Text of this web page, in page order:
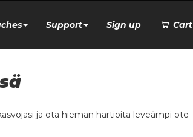
Support Sign up Cart
ja ota hieman hartioita leveämpi ote